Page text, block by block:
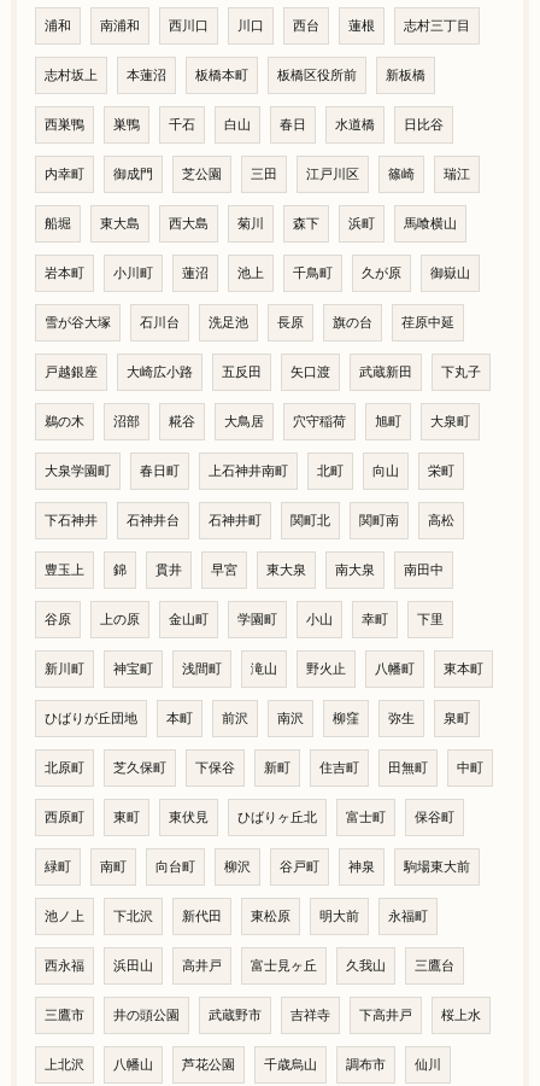
浦和 南浦和 西川口 川口 西台 蓮根 志村三丁目
志村坂上 本蓮沼 板橋本町 板橋区役所前 新板橋
西巣鴨 巣鴨 千石 白山 春日 水道橋 日比谷
内幸町 御成門 芝公園 三田 江戸川区 篠崎 瑞江
船堀 東大島 西大島 菊川 森下 浜町 馬喰横山
岩本町 小川町 蓮沼 池上 千鳥町 久が原 御嶽山
雪が谷大塚 石川台 洗足池 長原 旗の台 荏原中延
戸越銀座 大崎広小路 五反田 矢口渡 武蔵新田 下丸子
鵜の木 沼部 糀谷 大鳥居 穴守稲荷 旭町 大泉町
大泉学園町 春日町 上石神井南町 北町 向山 栄町
下石神井 石神井台 石神井町 関町北 関町南 高松
豊玉上 錦 貫井 早宮 東大泉 南大泉 南田中
谷原 上の原 金山町 学園町 小山 幸町 下里
新川町 神宝町 浅間町 滝山 野火止 八幡町 東本町
ひばりが丘団地 本町 前沢 南沢 柳窪 弥生 泉町
北原町 芝久保町 下保谷 新町 住吉町 田無町 中町
西原町 東町 東伏見 ひばりヶ丘北 富士町 保谷町
緑町 南町 向台町 柳沢 谷戸町 神泉 駒場東大前
池ノ上 下北沢 新代田 東松原 明大前 永福町
西永福 浜田山 高井戸 富士見ヶ丘 久我山 三鷹台
三鷹市 井の頭公園 武蔵野市 吉祥寺 下高井戸 桜上水
上北沢 八幡山 芦花公園 千歳烏山 調布市 仙川